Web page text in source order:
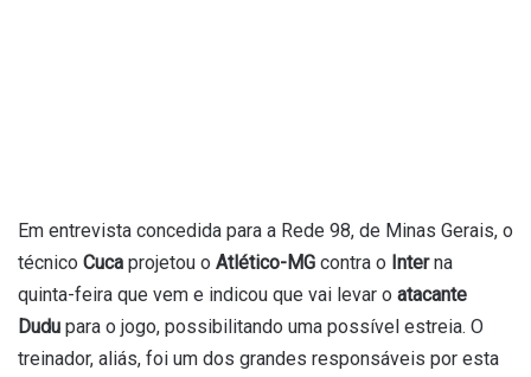
Em entrevista concedida para a Rede 98, de Minas Gerais, o
técnico Cuca projetou o Atlético-MG contra o Interna
quinta-feira que vem e indicou que vai levar o atacante
Dudu para o jogo, possibilitando uma possível estreia. O
treinador, aliás, foi um dos grandes responsáveis por esta